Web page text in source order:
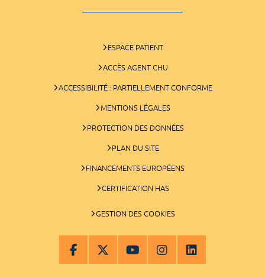
ESPACE PATIENT
ACCÈS AGENT CHU
ACCESSIBILITÉ : PARTIELLEMENT CONFORME
MENTIONS LÉGALES
PROTECTION DES DONNÉES
PLAN DU SITE
FINANCEMENTS EUROPÉENS
CERTIFICATION HAS
GESTION DES COOKIES